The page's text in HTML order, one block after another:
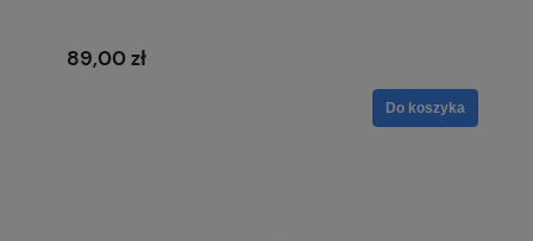
89,00 zł
Do koszyka